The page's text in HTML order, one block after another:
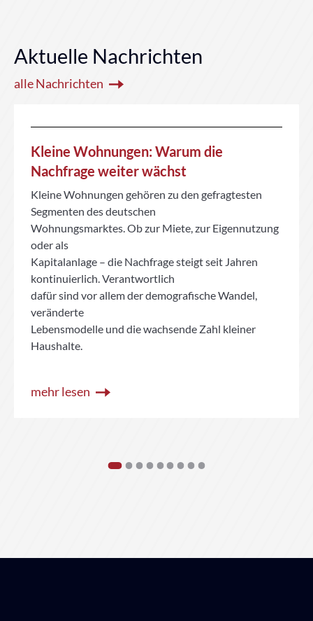
Aktuelle Nachrichten
alle Nachrichten
Kleine Wohnungen: Warum die
Nachfrage weiter wächst
Kleine Wohnungen gehören zu den gefragtesten
Segmenten des deutschen
Wohnungsmarktes. Ob zur Miete, zur Eigennutzung
oder als
Kapitalanlage – die Nachfrage steigt seit Jahren
kontinuierlich. Verantwortlich
dafür sind vor allem der demografische Wandel,
veränderte
Lebensmodelle und die wachsende Zahl kleiner
Haushalte.
mehr lesen
1 2 3 4 5 6 7 8 9